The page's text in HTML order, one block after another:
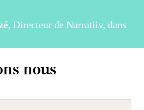
, Directeur de Narratiiv, dans
nous